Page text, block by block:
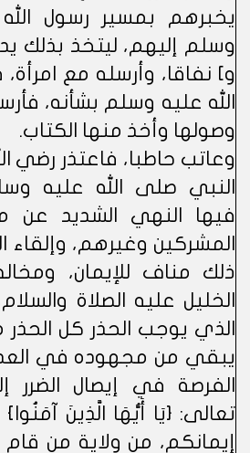
يخبرهم بمسير رسول
وسلم إليهم، ليتخذ بذلك
و] نفاقا، وأرسله مع
الله عليه وسلم بشأنه،
وصولها وأخذ منها الكتاب.
وعاتب حاطبا، فاعتذر رضي
النبي صلى الله عليه
فيها النهي الشديد عن
المشركين وغيرهم، وإلقاء
ذلك مناف للإيمان،
الخليل عليه الصلاة
الذي يوجب الحذر كل الحذر
يبقي من مجهوده في
الفرصة في إيصال الضرر
تعالى: {يَا أَيُّهَا الَّذِينَ
إيمانكم، من ولاية من قام